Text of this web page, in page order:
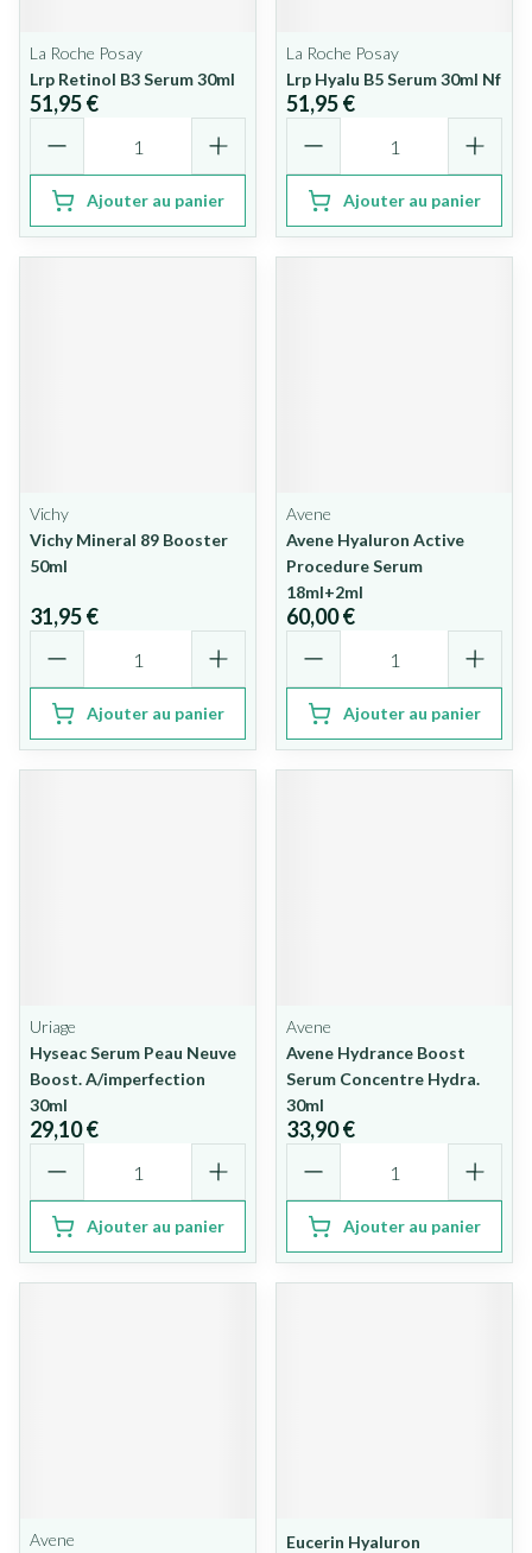
La Roche Posay
Lrp Retinol B3 Serum 30ml
51,95 €
Ajouter au panier
La Roche Posay
Lrp Hyalu B5 Serum 30ml Nf
51,95 €
Ajouter au panier
Vichy
Vichy Mineral 89 Booster
50ml
31,95 €
Ajouter au panier
Avene
Avene Hyaluron Active
Procedure Serum
18ml+2ml
60,00 €
Ajouter au panier
Uriage
Hyseac Serum Peau Neuve
Boost. A/imperfection
30ml
29,10 €
Ajouter au panier
Avene
Avene Hydrance Boost
Serum Concentre Hydra.
30ml
33,90 €
Ajouter au panier
Avene
Eucerin Hyaluron